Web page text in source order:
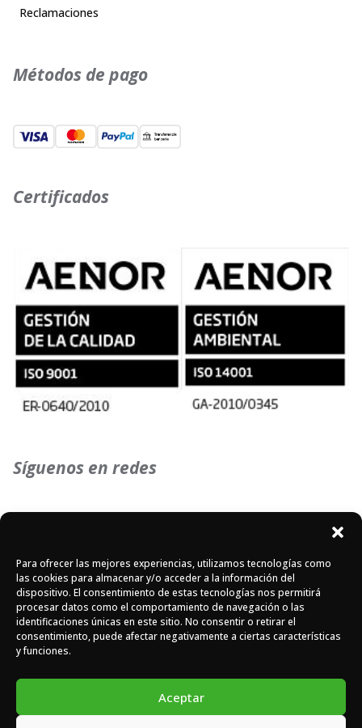
Para ofrecer las mejores experiencias, utilizamos tecnologías como
las cookies para almacenar y/o acceder a la información del
dispositivo. El consentimiento de estas tecnologías nos permitirá
procesar datos como el comportamiento de navegación o las
identificaciones únicas en este sitio. No consentir o retirar el
consentimiento, puede afectar negativamente a ciertas características
y funciones.
Aceptar
Reclamaciones
Métodos de pago
Certificados
Síguenos en redes
DOMASA © 2026 - Todos los derechos reservados -Diseño